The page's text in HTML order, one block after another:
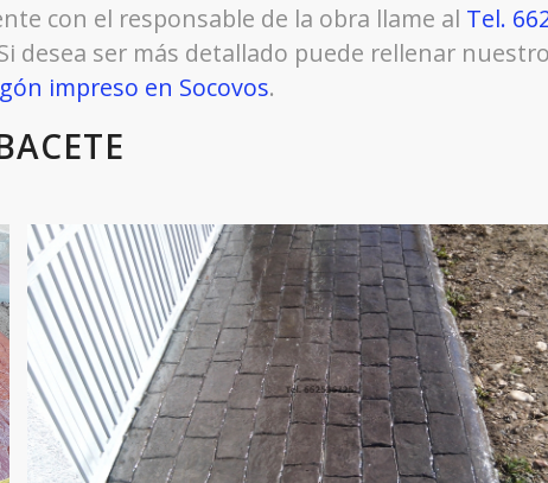
con el responsable de la obra llame al Tel.
desea ser más detallado puede rellenar
impreso en Socovos.